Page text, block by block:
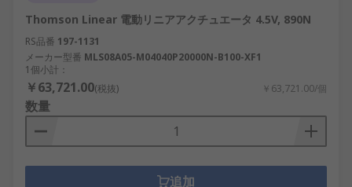
Thomson Linear 電動リニアアクチュエータ 4.5V, 890N
RS品番 197-1131
メーカー型番 MLS08A05-M04040P20000N-B100-XF1
1個小計：
￥63,721.00(税抜) ￥63,721.00/個
数量
追加